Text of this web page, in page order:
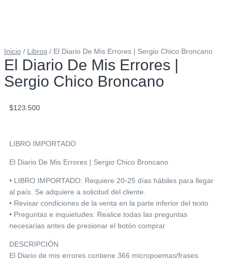
Inicio / Libros / El Diario De Mis Errores | Sergio Chico Broncano
El Diario De Mis Errores |
Sergio Chico Broncano
$123.500
LIBRO IMPORTADO
El Diario De Mis Errores | Sergio Chico Broncano
• LIBRO IMPORTADO: Requiere 20-25 días hábiles para llegar
al país. Se adquiere a solicitud del cliente.
• Revisar condiciones de la venta en la parte inferior del texto
• Preguntas e inquietudes: Realice todas las preguntas
necesarias antes de presionar el botón comprar
DESCRIPCIÓN
El Diario de mis errores contiene 366 micropoemas/frases